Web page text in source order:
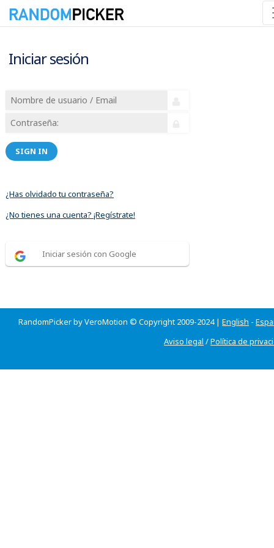
Iniciar sesión
SIGN IN
¿Has olvidado tu contraseña?
¿No tienes una cuenta? ¡Regístrate!
Iniciar sesión con Google
RandomPicker by VeroMotion © Copyright 2009-2024 | English -
Aviso legal /Política de